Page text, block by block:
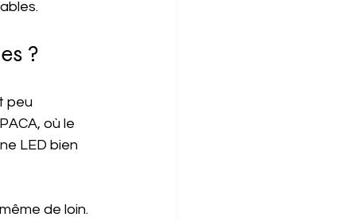
?
peu
où le
LED bien
de loin.